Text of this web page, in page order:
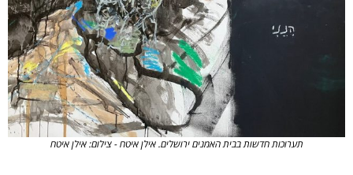
תערוכות חדשות בבית האמנים ירושלים. אילן איטח - צילום: אילן איטח